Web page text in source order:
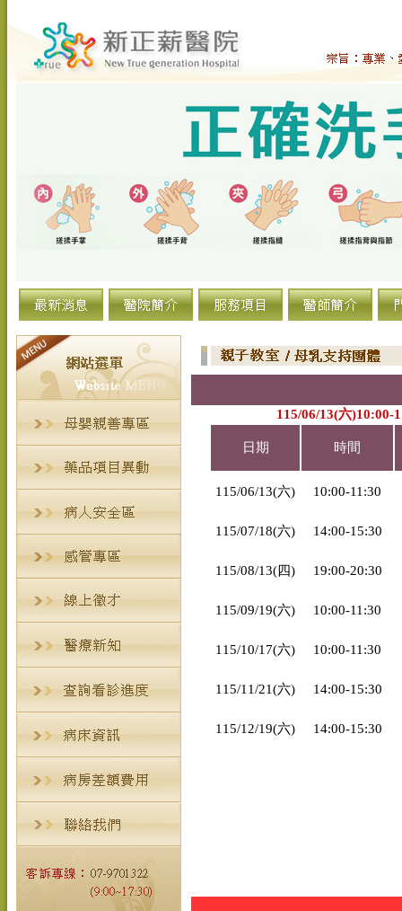
115/06/13(六)10:00-
日期 時間
115/06/13(六) 10:00-11:30
115/07/18(六) 14:00-15:30
115/08/13(四) 19:00-20:30
115/09/19(六) 10:00-11:30
115/10/17(六) 10:00-11:30
115/11/21(六) 14:00-15:30
115/12/19(六) 14:00-15:30